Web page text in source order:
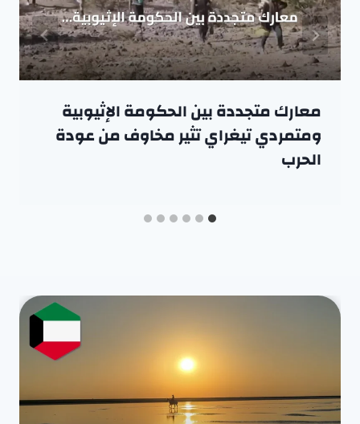
معارك متجددة بين الحكومة الإثيوبية
ومتمردي تيغراي تثير مخاوف من عودة
الحرب